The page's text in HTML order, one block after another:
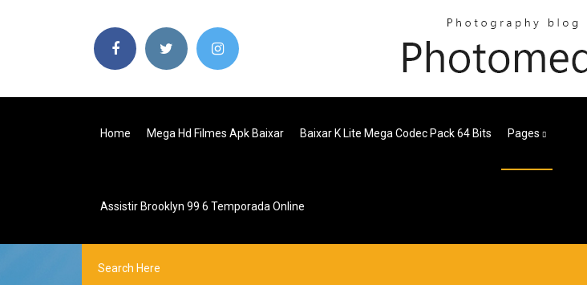
Home Mega Hd Filmes Apk Baixar Baixar K Lite Mega Codec Pack 64 Bits Pages
Assistir Brooklyn 99 6 Temporada Online